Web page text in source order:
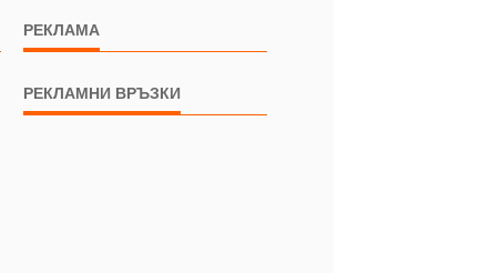
РЕКЛАМА
РЕКЛАМНИ ВРЪЗКИ